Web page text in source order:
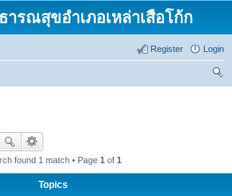
ารณสุขอำเภอเหล่าเสือโก้ก
Login
Register
found 1 match • Page 1 of 1
Topics